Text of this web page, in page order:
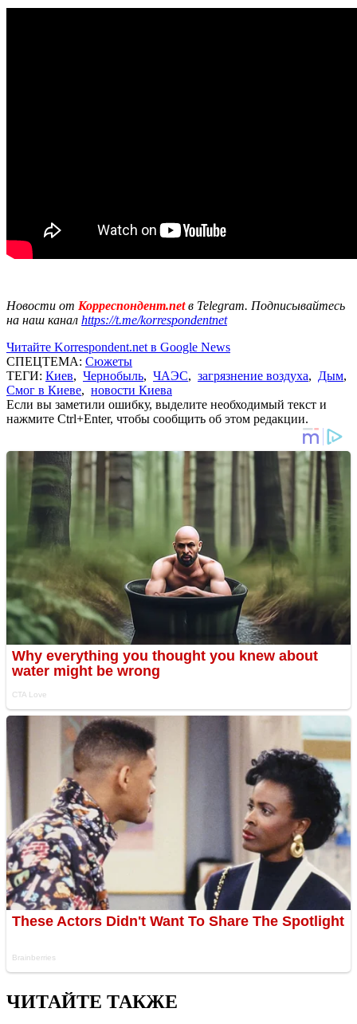
Новости от Корреспондент.netв Telegram. Подписывайтесь
на наш канал https://t.me/korrespondentnet
Читайте Korrespondent.net в Google News
СПЕЦТЕМА: Сюжеты
ТЕГИ: Киев, Чернобыль, ЧАЭС, загрязнение воздуха, Дым,
Смог в Киеве, новости Киева
Если вы заметили ошибку, выделите необходимый текст и
нажмите Ctrl+Enter, чтобы сообщить об этом редакции.
ЧИТАЙТЕ ТАКЖЕ